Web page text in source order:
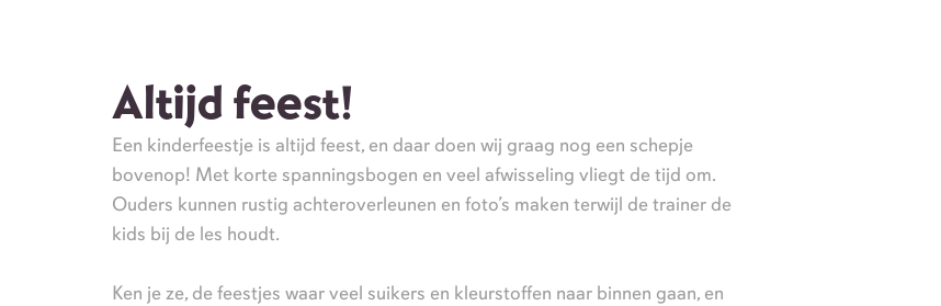
Altijd feest!
Een kinderfeestje is altijd feest, en daar doen wij graag nog een schepje
bovenop! Met korte spanningsbogen en veel afwisseling vliegt de tijd om.
Ouders kunnen rustig achteroverleunen en foto’s maken terwijl de trainer de
kids bij de les houdt.
Ken je ze, de feestjes waar veel suikers en kleurstoffen naar binnen gaan, en